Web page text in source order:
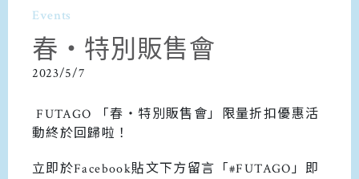
Events
春・特別販售會
2023/5/7
FUTAGO
「春・特別販售會」限量折扣優惠活
動終於回歸啦！
立即於Facebook貼文下方留言「#FUTAGO」即